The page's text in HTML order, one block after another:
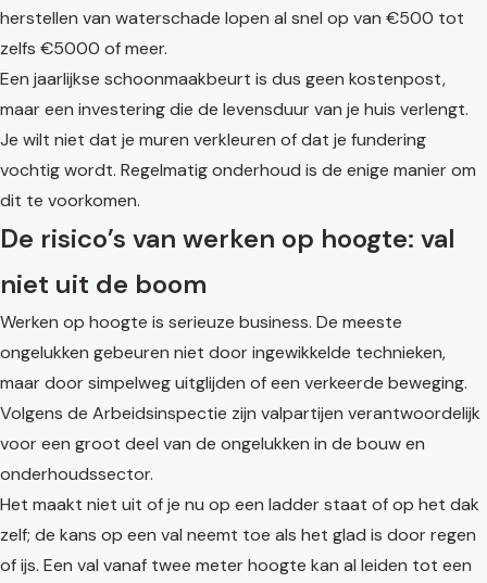
herstellen van waterschade lopen al snel op van €500 tot
zelfs €5000 of meer.
Een jaarlijkse schoonmaakbeurt is dus geen kostenpost,
maar een investering die de levensduur van je huis verlengt.
Je wilt niet dat je muren verkleuren of dat je fundering
vochtig wordt. Regelmatig onderhoud is de enige manier om
dit te voorkomen.
De risico’s van werken op hoogte: val
niet uit de boom
Werken op hoogte is serieuze business. De meeste
ongelukken gebeuren niet door ingewikkelde technieken,
maar door simpelweg uitglijden of een verkeerde beweging.
Volgens de Arbeidsinspectie zijn valpartijen verantwoordelijk
voor een groot deel van de ongelukken in de bouw en
onderhoudssector.
Het maakt niet uit of je nu op een ladder staat of op het dak
zelf; de kans op een val neemt toe als het glad is door regen
of ijs. Een val vanaf twee meter hoogte kan al leiden tot een